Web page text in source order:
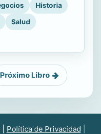
Historia
Salud
Próximo Libro
Política de Privacidad